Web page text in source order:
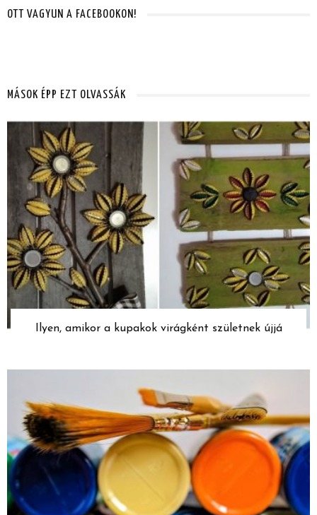
OTT VAGYUN A FACEBOOKON!
MÁSOK ÉPP EZT OLVASSÁK
Ilyen, amikor a kupakok virágként születnek újjá